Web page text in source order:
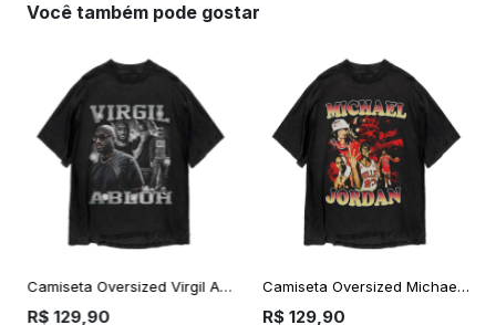
Você também pode gostar
Camiseta Oversized Virgil Abloh Bootleg
R$ 129,90
Camiseta Oversized Michael Jordan Bootleg
R$ 129,90